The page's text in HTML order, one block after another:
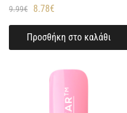
9.99€ 8.78€
Προσθήκη στο καλάθι